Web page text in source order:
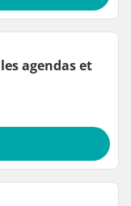
agendas et